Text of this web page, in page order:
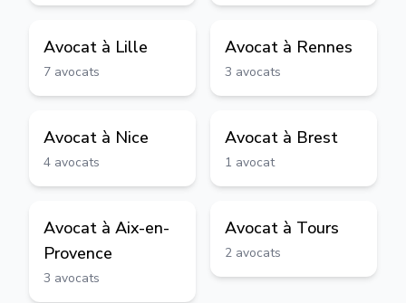
Avocat à Lille
7 avocats
Avocat à Rennes
3 avocats
Avocat à Nice
4 avocats
Avocat à Brest
1 avocat
Avocat à Aix-en-
Provence
3 avocats
Avocat à Tours
2 avocats